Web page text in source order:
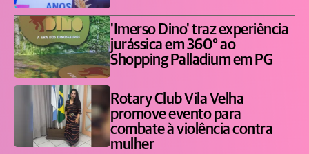
'Imerso Dino' traz experiência
jurássica em 360° ao
Shopping Palladium em PG
Rotary Club Vila Velha
promove evento para
combate à violência contra
mulher